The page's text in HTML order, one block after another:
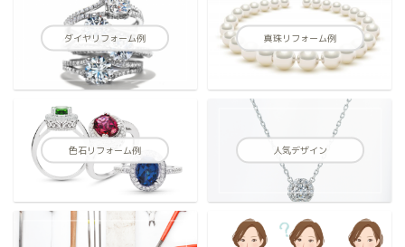
ダイヤリフォーム例 真珠リフォーム例
色石リフォーム例 人気デザイン